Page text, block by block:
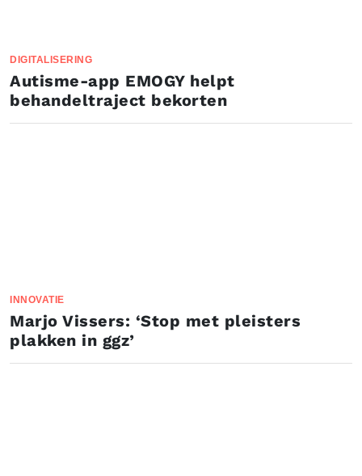
DIGITALISERING
Autisme-app EMOGY helpt
behandeltraject bekorten
INNOVATIE
Marjo Vissers: ‘Stop met pleisters
plakken in ggz’